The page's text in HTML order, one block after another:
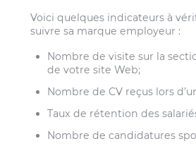
Voici quelques indicateurs à
suivre sa marque employeur :
Nombre de visite sur la
de votre site Web;
Nombre de CV reçus lors
Taux de rétention des
Nombre de candidatures